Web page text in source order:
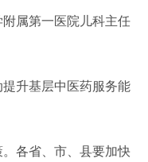
属第一医院儿科主任
升基层中医药服务能
各省、市、县要加快